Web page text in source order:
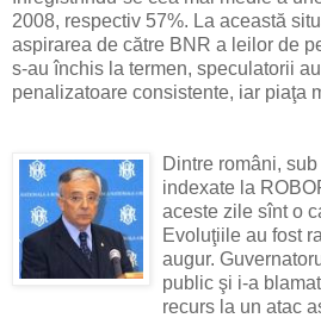
2008, respectiv 57%. La această
aspirarea de către BNR a leilor de
s-au închis la termen, speculatorii
penalizatoare consistente, iar piaţa
Dintre români,
indexate la
aceste zile sînt o
Evoluţiile au fost
augur.
public şi i-a
recurs la un atac